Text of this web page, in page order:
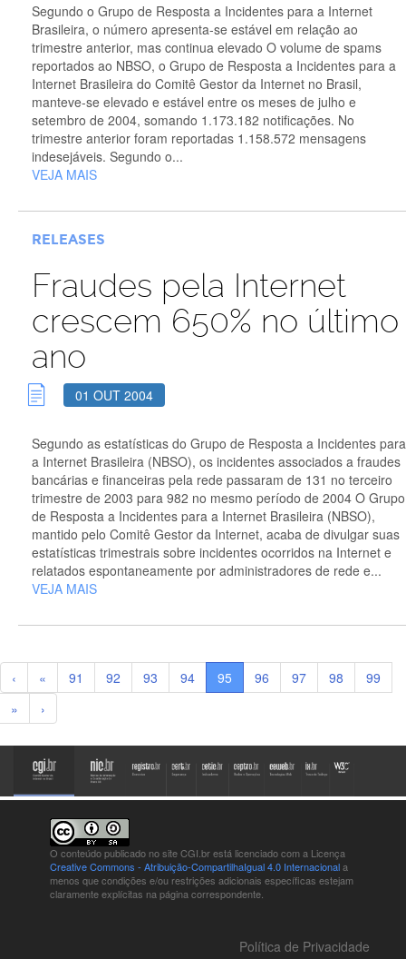
Segundo o Grupo de Resposta a Incidentes para a Internet
Brasileira, o número apresenta-se estável em relação ao
trimestre anterior, mas continua elevado O volume de spams
reportados ao NBSO, o Grupo de Resposta a Incidentes para a
Internet Brasileira do Comitê Gestor da Internet no Brasil,
manteve-se elevado e estável entre os meses de julho e
setembro de 2004, somando 1.173.182 notificações. No
trimestre anterior foram reportadas 1.158.572 mensagens
indesejáveis. Segundo o...
VEJA MAIS
RELEASES
Fraudes pela Internet
crescem 650% no último
ano
01 OUT 2004
Segundo as estatísticas do Grupo de Resposta a Incidentes para
a Internet Brasileira (NBSO), os incidentes associados a fraudes
bancárias e financeiras pela rede passaram de 131 no terceiro
trimestre de 2003 para 982 no mesmo período de 2004 O Grupo
de Resposta a Incidentes para a Internet Brasileira (NBSO),
mantido pelo Comitê Gestor da Internet, acaba de divulgar suas
estatísticas trimestrais sobre incidentes ocorridos na Internet e
relatados espontaneamente por administradores de rede e...
VEJA MAIS
‹ « 91 92 93 94 95 96 97 98
99
»
›
O conteúdo publicado no site CGI.br está licenciado com a Licença
Creative Commons - Atribuição-CompartilhaIgual 4.0 Internacionala
menos que condições e/ou restrições adicionais específicas estejam
claramente explícitas na página correspondente.
Política de Privacidade